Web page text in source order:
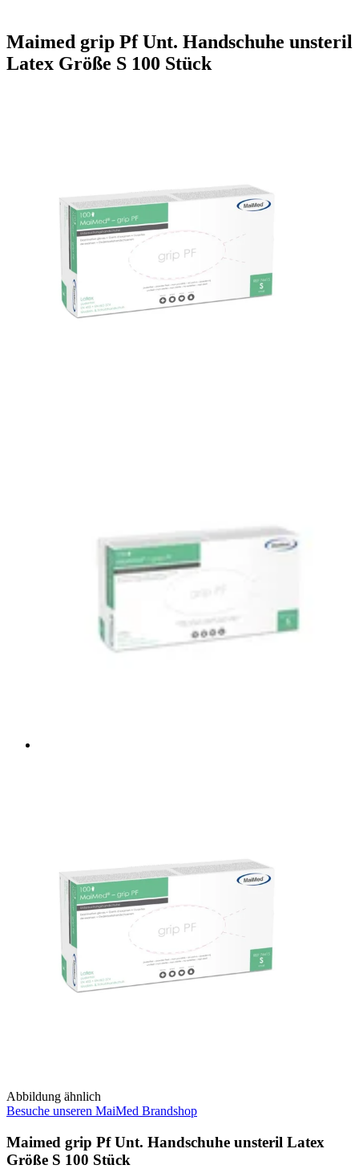
Maimed grip Pf Unt. Handschuhe unsteril
Latex Größe S 100 Stück
Abbildung ähnlich
Besuche unseren MaiMed Brandshop
Maimed grip Pf Unt. Handschuhe unsteril Latex
Größe S 100 Stück